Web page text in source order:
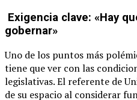
Exigencia clave: «Hay
gobernar»
Uno de los puntos más
tiene que ver con las
legislativas. El referente de
de su espacio al considerar